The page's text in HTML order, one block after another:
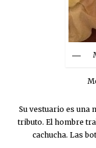
Su vestuario es una
tributo. El hombre
cachucha. Las